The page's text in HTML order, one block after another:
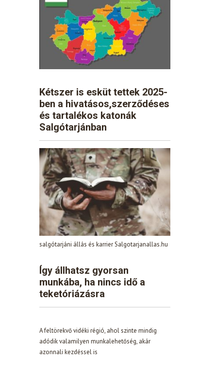
Kétszer is esküt tettek 2025-
ben a hivatásos,szerződéses
és tartalékos katonák
Salgótarjánban
salgótarjáni állás és karrier Salgotarjanallas.hu
Így állhatsz gyorsan
munkába, ha nincs idő a
teketóriázásra
A feltörekvő vidéki régió, ahol szinte mindig
adódik valamilyen munkalehetőség, akár
azonnali kezdéssel is